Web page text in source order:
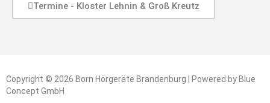
Termine - Kloster Lehnin & Groß Kreutz
Copyright © 2026 Born Hörgeräte Brandenburg | Powered by Blue
Concept GmbH